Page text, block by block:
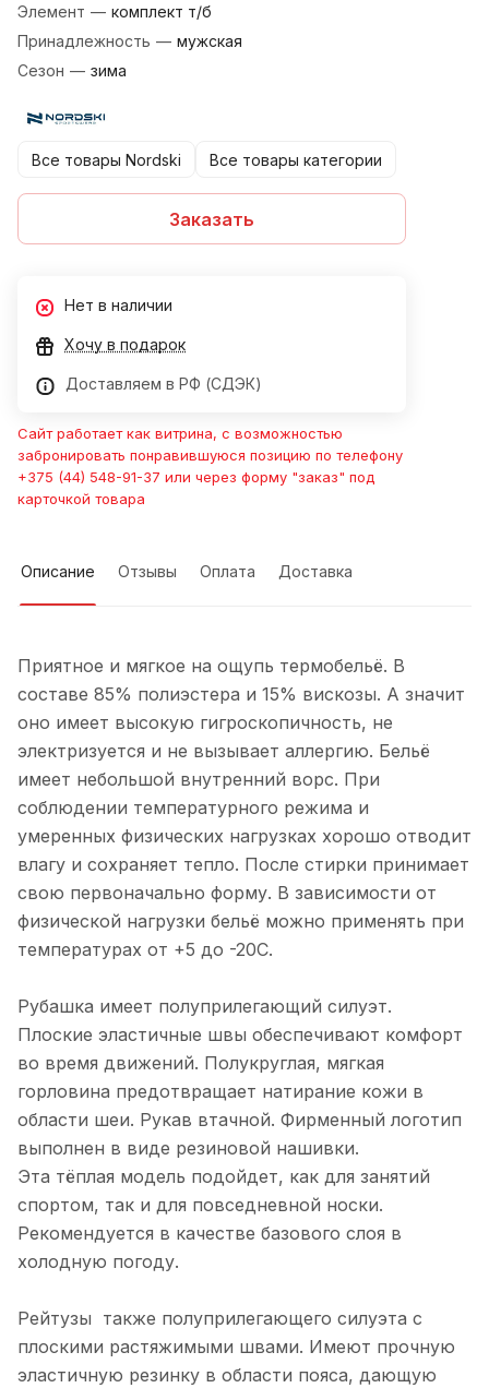
Элемент — комплект т/б
Принадлежность — мужская
Сезон — зима
Все товары Nordski Все товары категории
Заказать
Нет в наличии
Хочу в подарок
Доставляем в РФ (СДЭК)
Сайт работает как витрина, с возможностью
забронировать понравившуюся позицию по телефону
+375 (44) 548-91-37 или через форму "заказ" под
карточкой товара
Описание Отзывы Оплата Доставка
Приятное и мягкое на ощупь термобельё. В
составе 85% полиэстера и 15% вискозы. А значит
оно имеет высокую гигроскопичность, не
электризуется и не вызывает аллергию. Бельё
имеет небольшой внутренний ворс. При
соблюдении температурного режима и
умеренных физических нагрузках хорошо отводит
влагу и сохраняет тепло. После стирки принимает
свою первоначально форму. В зависимости от
физической нагрузки бельё можно применять при
температурах от +5 до -20С.
Рубашка имеет полуприлегающий силуэт.
Плоские эластичные швы обеспечивают комфорт
во время движений. Полукруглая, мягкая
горловина предотвращает натирание кожи в
области шеи. Рукав втачной. Фирменный логотип
выполнен в виде резиновой нашивки.
Эта тёплая модель подойдет, как для занятий
спортом, так и для повседневной носки.
Рекомендуется в качестве базового слоя в
холодную погоду.
Рейтузы также полуприлегающего силуэта с
плоскими растяжимыми швами. Имеют прочную
эластичную резинку в области пояса, дающую